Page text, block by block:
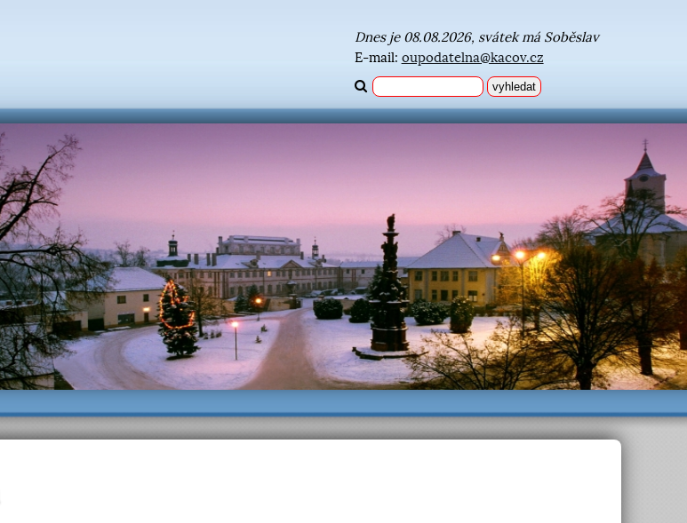
Dnes je 08.08.2026, svátek má Soběslav
E-mail: oupodatelna@kacov.cz